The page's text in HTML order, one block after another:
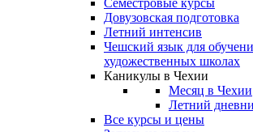
Семестровые курсы
Довузовская подготовка
Летний интенсив
Чешский язык для
художественных школах
Каникулы в Чехии
Месяц в Чехии
Летний
Все курсы и цены